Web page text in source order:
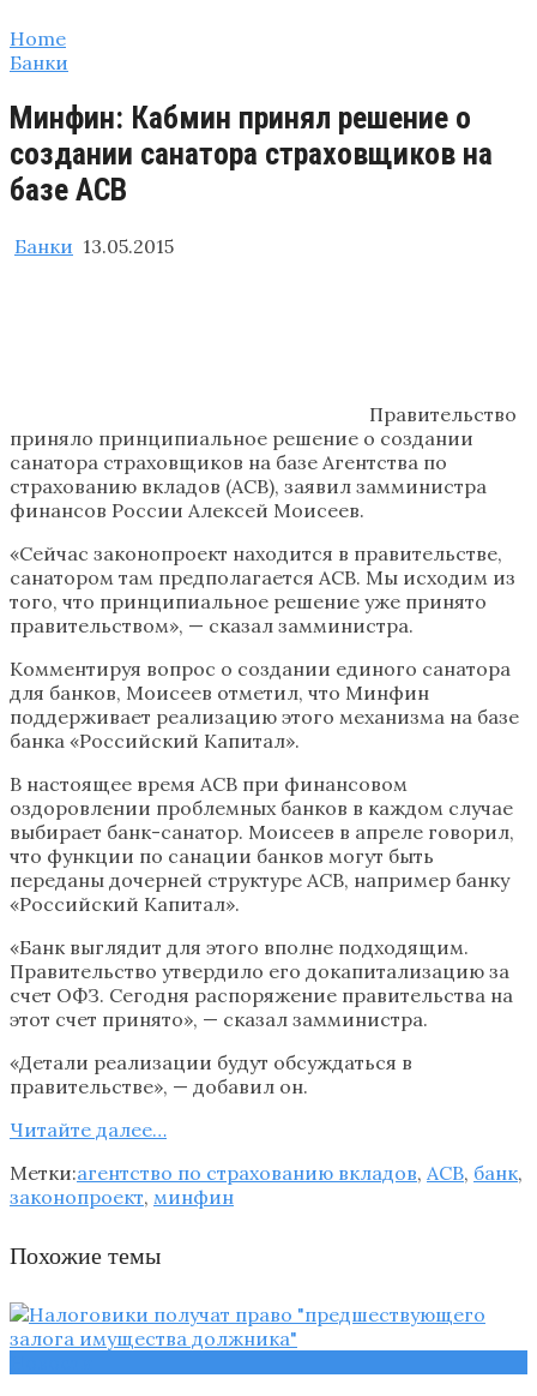
Home
Банки
Минфин: Кабмин принял решение о
создании санатора страховщиков на
базе АСВ
Банки 13.05.2015
Правительство
приняло принципиальное решение о создании
санатора страховщиков на базе Агентства по
страхованию вкладов (АСВ), заявил замминистра
финансов России Алексей Моисеев.
«Сейчас законопроект находится в правительстве,
санатором там предполагается АСВ. Мы исходим из
того, что принципиальное решение уже принято
правительством», — сказал замминистра.
Комментируя вопрос о создании единого санатора
для банков, Моисеев отметил, что Минфин
поддерживает реализацию этого механизма на базе
банка «Российский Капитал».
В настоящее время АСВ при финансовом
оздоровлении проблемных банков в каждом случае
выбирает банк-санатор. Моисеев в апреле говорил,
что функции по санации банков могут быть
переданы дочерней структуре АСВ, например банку
«Российский Капитал».
«Банк выглядит для этого вполне подходящим.
Правительство утвердило его докапитализацию за
счет ОФЗ. Сегодня распоряжение правительства на
этот счет принято», — сказал замминистра.
«Детали реализации будут обсуждаться в
правительстве», — добавил он.
Читайте далее…
Метки:агентство по страхованию вкладов, АСВ, банк,
законопроект, минфин
Похожие темы